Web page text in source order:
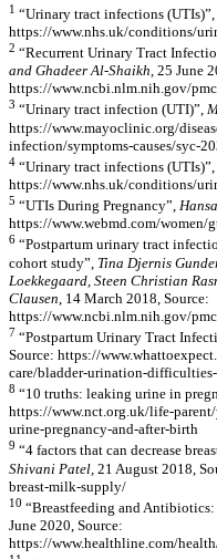
1 “Urinary tract infections (UTIs)”,
https://www.nhs.uk/conditions/
2 “Recurrent Urinary Tract
and Ghadeer Al-Shaikh, 25 June
https://www.ncbi.nlm.nih.gov/
3 “Urinary tract infection (UTI)”,
https://www.mayoclinic.org/
infection/symptoms-causes/syc-
4 “Urinary tract infections (UTIs)”,
https://www.nhs.uk/conditions/
5 “UTIs During Pregnancy”,
https://www.webmd.com/
6 “Postpartum urinary tract
cohort study”, Tina Djernis
Loekkegaard, Steen Christian
Clausen , 14 March 2018, Source:
https://www.ncbi.nlm.nih.gov/
7 “Postpartum Urinary Tract
Source: https://
care/bladder-urination-
8 “10 truths: leaking urine in
https://www.nct.org.uk/life-
urine-pregnancy-and-after-birth
9 “4 factors that can decrease
Shivani Patel, 21 August 2018,
breast-milk-supply/
10 “Breastfeeding and
June 2020, Source:
https://www.healthline.com/